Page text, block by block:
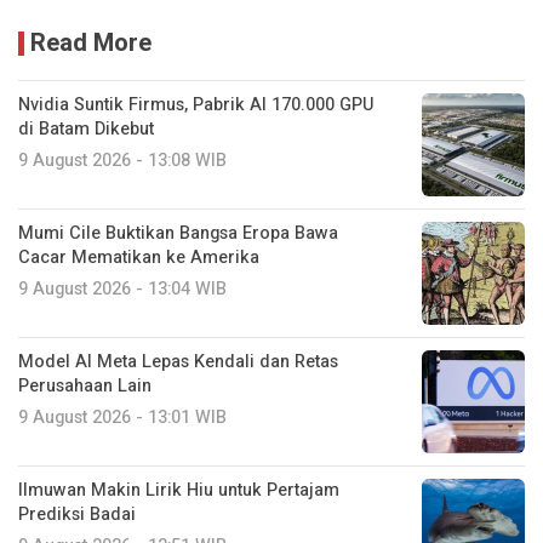
Read More
Nvidia Suntik Firmus, Pabrik AI 170.000 GPU
di Batam Dikebut
9 August 2026 - 13:08 WIB
Mumi Cile Buktikan Bangsa Eropa Bawa
Cacar Mematikan ke Amerika
9 August 2026 - 13:04 WIB
Model AI Meta Lepas Kendali dan Retas
Perusahaan Lain
9 August 2026 - 13:01 WIB
Ilmuwan Makin Lirik Hiu untuk Pertajam
Prediksi Badai